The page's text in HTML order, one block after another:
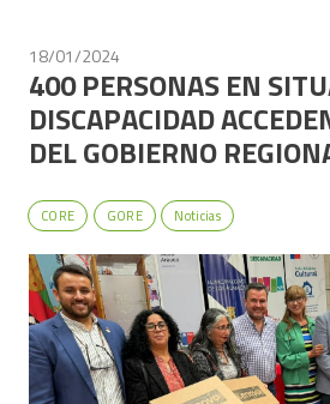
18/01/2024
400 PERSONAS EN
DISCAPACIDAD
DEL GOBIERNO
CORE GORE Noticias